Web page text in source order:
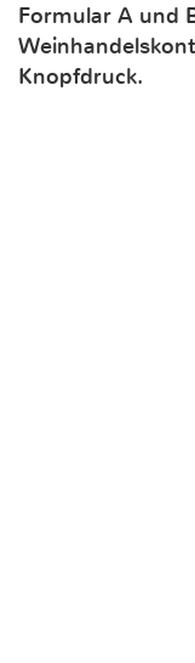
Formular A und
Knopfdruck.